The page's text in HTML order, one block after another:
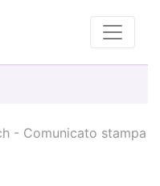
- Comunicato stampa